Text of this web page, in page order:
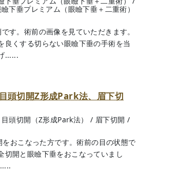
下垂プレミアム（眼瞼下垂＋二重術）
す。術前の画像を見ていただきます。
良くする切らない眼瞼下垂の手術を当
......
頭切開Z形成Park法、眉下切
目頭切開（Z形成Park法） / 眉下切開 /
おこなった方です。術前の目の状態で
切開と眼瞼下垂をおこなっていまし